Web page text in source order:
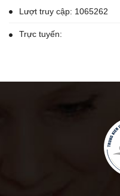
Lượt truy cập: 1065262
Trực tuyến: